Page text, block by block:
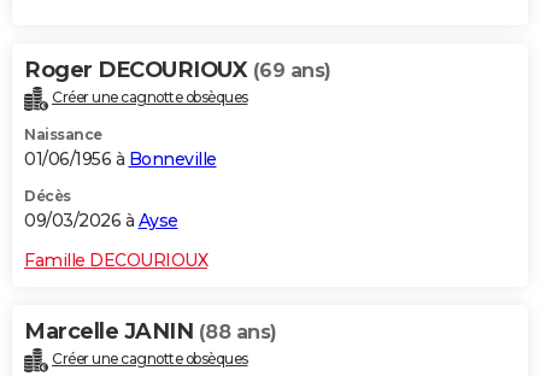
CARTE DE VOEUX
Carte de Noël
Carte Bonne année
Carte Saint-Valentin
Carte Pâques
Carte d'anniversaire
DICTIONNAIRE
Dictionnaire
Biographies
Citations
Expressions
Proverbes
PROGRAMME TV
COPAINS D'AVANT
S'inscrire
Se connecter
Lycées
Collèges
Primaires
Universités
Entreprises
Service militaire
Avis de recherche
AVIS DE DÉCÈS
Bricolage
Lifestyle
Culture
Sport
Auto
Television
Voyage
Cinema
Roger DECOURIOUX (69 ans)
Créer une cagnotte obsèques
Naissance
01/06/1956 à Bonneville
Décès
09/03/2026 à Ayse
Famille DECOURIOUX
Marcelle JANIN (88 ans)
Créer une cagnotte obsèques